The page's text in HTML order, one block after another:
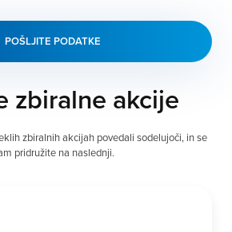
zbiralne akcije
zbiralnih akcijah povedali sodelujoči, in se
pridružite na naslednji.